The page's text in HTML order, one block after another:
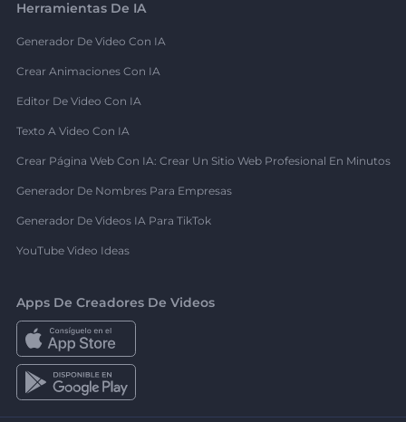
Herramientas De IA
Generador De Video Con IA
Crear Animaciones Con IA
Editor De Video Con IA
Texto A Video Con IA
Crear Página Web Con IA: Crear Un Sitio Web Profesional En Minutos
Generador De Nombres Para Empresas
Generador De Videos IA Para TikTok
YouTube Video Ideas
Apps De Creadores De Videos